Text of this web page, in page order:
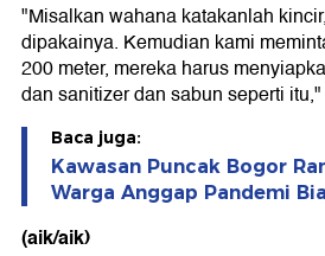
"Misalkan wahana katakanlah
dipakainya. Kemudian kami
200 meter, mereka harus
dan sanitizer dan sabun seperti
Baca juga:
Kawasan Puncak Bogor
Warga Anggap Pandemi
(aik/aik)